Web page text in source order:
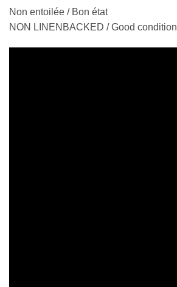
Non entoilée / Bon état
NON LINENBACKED / Good condition